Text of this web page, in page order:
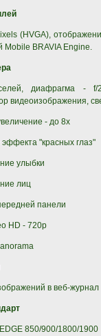
(HVGA),
Mobile BRAVIA Engine.
диафрагма - f/
видеоизображения,
- до 8x
"красных глаз"
улыбки
лиц
панели
HD - 720p
в веб-журнал
850/900/1800/1900